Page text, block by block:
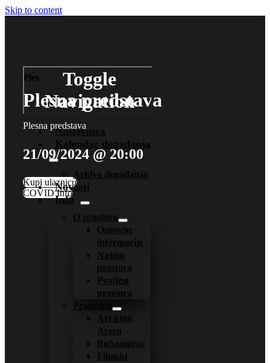
Skip to content
Toggle
Navigation
Naslovnica
Kalendar događanja
Arhiva događanja
Novosti
Info
O prostoru
Osnovne
informacije
Najam
prostora
Povijest
prostora
Programi
Art kino
Arsen
Bubamarac
Filmski
Ples
Plesna predstava
Plesna predstava
21/09/2024 @ 20:00
Kupi ulaznicu
COVID Info